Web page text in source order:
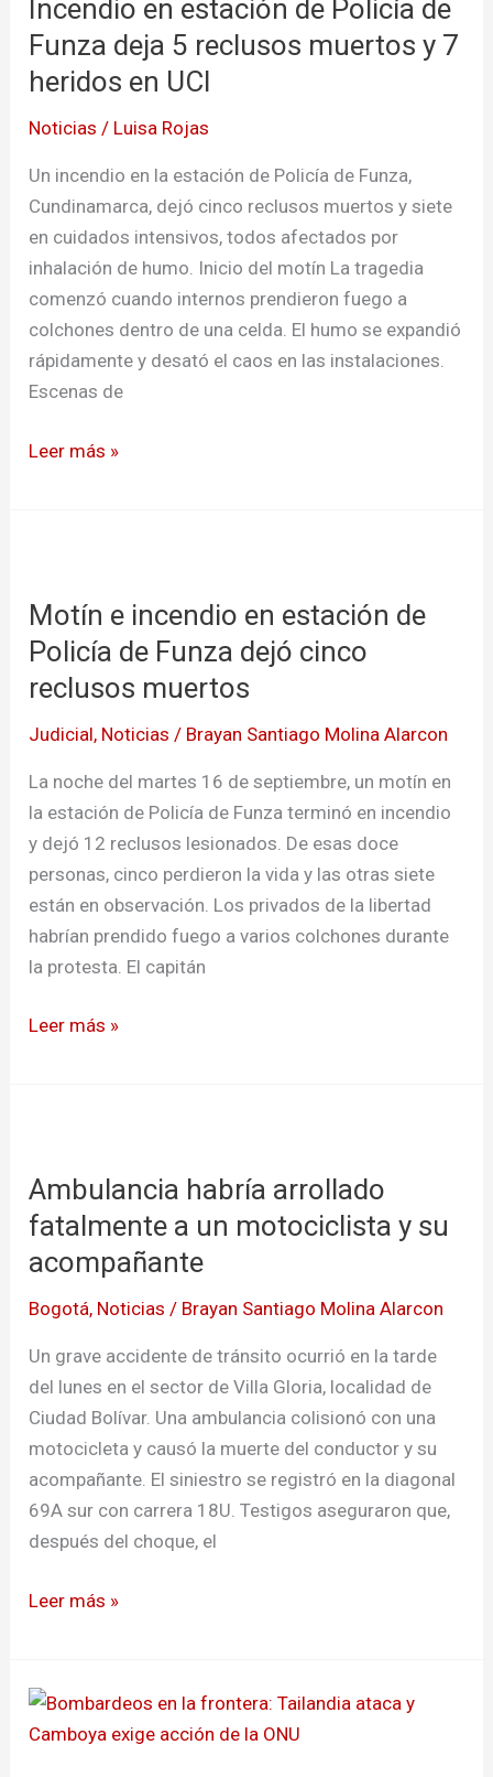
Incendio en estación de Policía de
Funza deja 5 reclusos muertos y 7
heridos en UCI
Noticias / Luisa Rojas
Un incendio en la estación de Policía de Funza,
Cundinamarca, dejó cinco reclusos muertos y siete
en cuidados intensivos, todos afectados por
inhalación de humo. Inicio del motín La tragedia
comenzó cuando internos prendieron fuego a
colchones dentro de una celda. El humo se expandió
rápidamente y desató el caos en las instalaciones.
Escenas de
estación
de
Policía
Funza
Leer más »
Motín e incendio en estación de
Policía de Funza dejó cinco
reclusos muertos
Judicial, Noticias / Brayan Santiago Molina Alarcon
La noche del martes 16 de septiembre, un motín en
la estación de Policía de Funza terminó en incendio
y dejó 12 reclusos lesionados. De esas doce
personas, cinco perdieron la vida y las otras siete
están en observación. Los privados de la libertad
habrían prendido fuego a varios colchones durante
la protesta. El capitán
incendio
en
estación
Policía
Leer más »
Ambulancia habría arrollado
fatalmente a un motociclista y su
acompañante
Bogotá, Noticias / Brayan Santiago Molina Alarcon
Un grave accidente de tránsito ocurrió en la tarde
del lunes en el sector de Villa Gloria, localidad de
Ciudad Bolívar. Una ambulancia colisionó con una
motocicleta y causó la muerte del conductor y su
acompañante. El siniestro se registró en la diagonal
69A sur con carrera 18U. Testigos aseguraron que,
después del choque, el
arrollado
fatalmente
motociclista
Leer más »
Bombardeos
en